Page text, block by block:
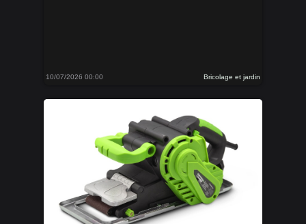
10/07/2026 00:00 Bricolage et jardin